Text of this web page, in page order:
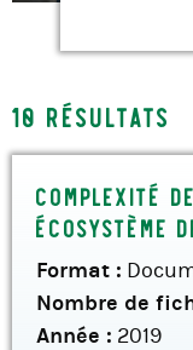
10 résultats
Complexité
écosystème
Format :
Nombre de
Année : 2019